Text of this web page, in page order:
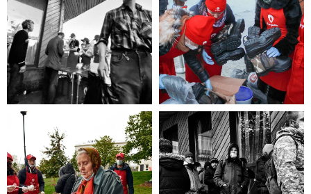
Если Вы нуждаетесь в помощи, то
эта информация для Вас.
Каждый может оказаться в
сложной жизненной ситуации,
главное - знать, к кому обратиться
за помощью!
Помощь нужна
Вам?